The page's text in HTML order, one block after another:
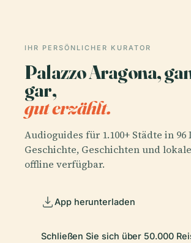
IHR PERSÖNLICHER KURATOR
Palazzo Aragona,
gar,
gut erzählt.
Audioguides für 1.100+ Städte in 96
Geschichte, Geschichten und
offline verfügbar.
App herunterladen
Schließen Sie sich über 50.000